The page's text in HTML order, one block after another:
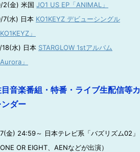
2(金) 米国 JO1 US EP「ANIMAL」
7(水) 日本 KO1KEYZ デビューシングル
KO1KEYZ」
18(水) 日本 STARGLOW 1stアルバム
Aurora」
音楽番組・特番・ライブ生配信等カ
ンダー
金) 24:59～ 日本テレビ系「バズリズム02」
ONE OR EIGHT、AENなどが出演）